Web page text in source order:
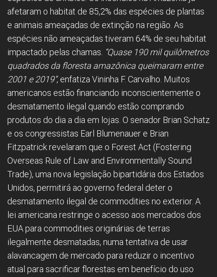
afetaram o habitat de 85,2% das espécies de plantas
e animais ameaçadas de extinção na região. As
espécies não ameaçadas tiveram 64% de seu habitat
impactado pelas chamas. “Quase 190 mil quilômetros
quadrados da floresta amazônica queimaram entre
2001 e 2019”, enfatiza Vininha F. Carvalho. Muitos
americanos estão financiando inconscientemente o
desmatamento ilegal quando estão comprando
produtos do dia a dia em lojas. O senador Brian Schatz
e os congressistas Earl Blumenauer e Brian
Fitzpatrick revelaram que o Forest Act (Fostering
Overseas Rule of Law and Environmentally Sound
Trade), uma nova legislação bipartidária dos Estados
Unidos, permitirá ao governo federal deter o
desmatamento ilegal de commodities no exterior. A
lei americana restringe o acesso aos mercados dos
EUA para commodities originárias de terras
ilegalmente desmatadas, numa tentativa de usar
alavancagem de mercado para reduzir o incentivo
atual para sacrificar florestas em benefício do uso